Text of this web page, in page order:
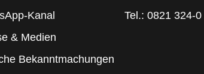
Kanal
& Medien
Bekanntmachungen
Tel.: 0821 324-0